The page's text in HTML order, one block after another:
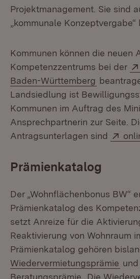
Projektmanagement. Sie sind
„kommunale Konzeptvergabe“
Kommunen können die neuen
Kompetenzzentrums bei der
Baden-Württemberg (Öffnet in
Landsiedlung ist
Kommunen im Auftrag des
Ansprechpartnerin zur Seite.
Antragsunterlagen sind
Prämienkatalog
Der „Wohnflächenbonus BW“
Prämienkatalog des
setzt Anreize für die
Reaktivierung von Wohnraum
Prämienkatalog gehören
Wiedervermietungsprämie
Beratungsprämie (Öffnet in
. Die